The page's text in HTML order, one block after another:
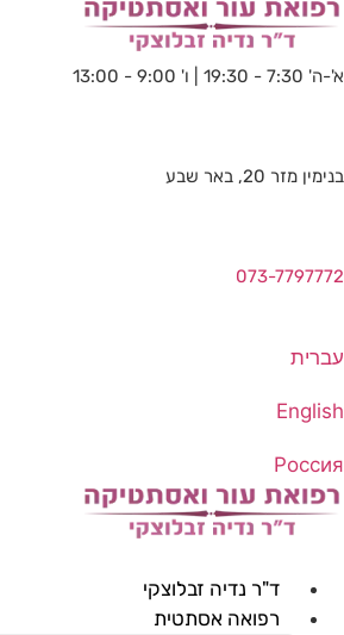
א'-ה' 7:30 - 19:30 | ו' 9:00 - 13:00
בנימין מזר 20, באר שבע​
073-7797772
עברית
English
Россия
ד"ר נדיה זבלוצקי
רפואה אסתטית